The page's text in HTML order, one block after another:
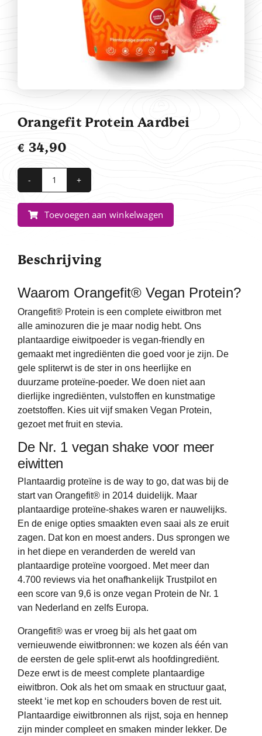
Orangefit Protein Aardbei
€ 34,90
Orangefit
Protein
Aardbei
aantal
Toevoegen aan winkelwagen
Beschrijving
Waarom Orangefit® Vegan Protein?
Orangefit® Protein is een complete eiwitbron met
alle aminozuren die je maar nodig hebt. Ons
plantaardige eiwitpoeder is vegan-friendly en
gemaakt met ingrediënten die goed voor je zijn. De
gele spliterwt is de ster in ons heerlijke en
duurzame proteïne-poeder. We doen niet aan
dierlijke ingrediënten, vulstoffen en kunstmatige
zoetstoffen. Kies uit vijf smaken Vegan Protein,
gezoet met fruit en stevia.
De Nr. 1 vegan shake voor meer
eiwitten
Plantaardig proteïne is de way to go, dat was bij de
start van Orangefit® in 2014 duidelijk. Maar
plantaardige proteïne-shakes waren er nauwelijks.
En de enige opties smaakten even saai als ze eruit
zagen. Dat kon en moest anders. Dus sprongen we
in het diepe en veranderden de wereld van
plantaardige proteïne voorgoed. Met meer dan
4.700 reviews via het onafhankelijk Trustpilot en
een score van 9,6 is onze vegan Protein de Nr. 1
van Nederland en zelfs Europa.
Orangefit® was er vroeg bij als het gaat om
vernieuwende eiwitbronnen: we kozen als één van
de eersten de gele split-erwt als hoofdingrediënt.
Deze erwt is de meest complete plantaardige
eiwitbron. Ook als het om smaak en structuur gaat,
steekt ‘ie met kop en schouders boven de rest uit.
Plantaardige eiwitbronnen als rijst, soja en hennep
zijn minder compleet en smaken minder lekker. De